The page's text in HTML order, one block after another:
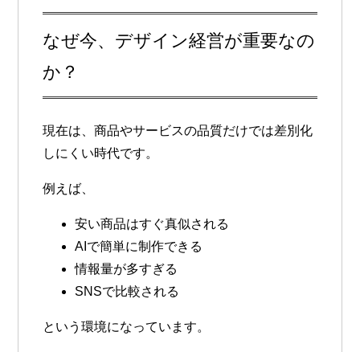
なぜ今、デザイン経営が重要なの
か？
現在は、商品やサービスの品質だけでは差別化
しにくい時代です。
例えば、
安い商品はすぐ真似される
AIで簡単に制作できる
情報量が多すぎる
SNSで比較される
という環境になっています。